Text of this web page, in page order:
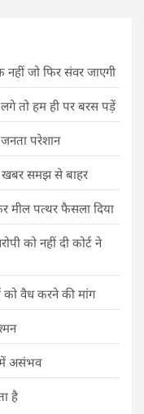
नहीं जो फिर संवर जाएगी
तो हम ही पर बरस पड़ें
परेशान
खबर समझ से बाहर
मील पत्थर फैसला दिया
को नहीं दी कोर्ट ने
को वैध करने की मांग
में असंभव
है